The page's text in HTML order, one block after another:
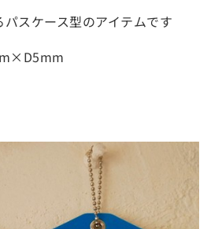
スケース型のアイテムです